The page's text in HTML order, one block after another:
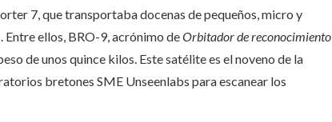
7, que transportaba docenas de pequeños, micro y
ellos, BRO-9, acrónimo deOrbitador de reconocimiento
de unos quince kilos. Este satélite es el noveno de la
bretones SME Unseenlabs para escanear los